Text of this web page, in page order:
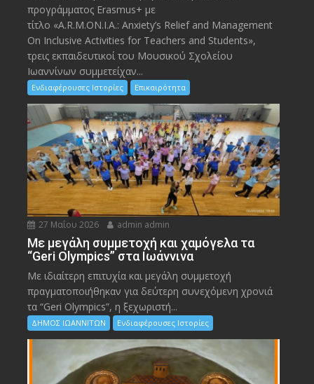
προγράμματος Erasmus+ με
τίτλο «A.R.M.ON.I.A.: Anxiety’s Relief and Management
On Inclusive Activities for Teachers and Students»,
τρεις εκπαιδευτικοί του Μουσικού Σχολείου
Ιωαννίνων συμμετείχαν...
Ενδιαφέρουσες Ιστορίες Επικαιρότητα
27 Μαΐου 2026 admin admin
Με μεγάλη συμμετοχή και χαμόγελα τα
“Geri Olympics” στα Ιωάννινα
Με ιδιαίτερη επιτυχία και μεγάλη συμμετοχή
πραγματοποιήθηκαν για δεύτερη συνεχόμενη χρονιά
τα “Geri Olympics”, η ξεχωριστή...
ΔΗΜΟΣ ΙΩΑΝΝΙΤΩΝ Ενδιαφέρουσες Ιστορίες